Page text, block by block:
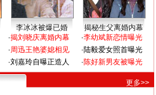
李冰冰被爆已婚
揭秘生父离婚内幕
·揭刘晓庆离婚内幕
·周迅王艳婆媳相见
·刘嘉玲自曝正造人
·李幼斌新恋情曝光
·陆毅爱女照首曝光
·陈好新男友被曝光
更多>>